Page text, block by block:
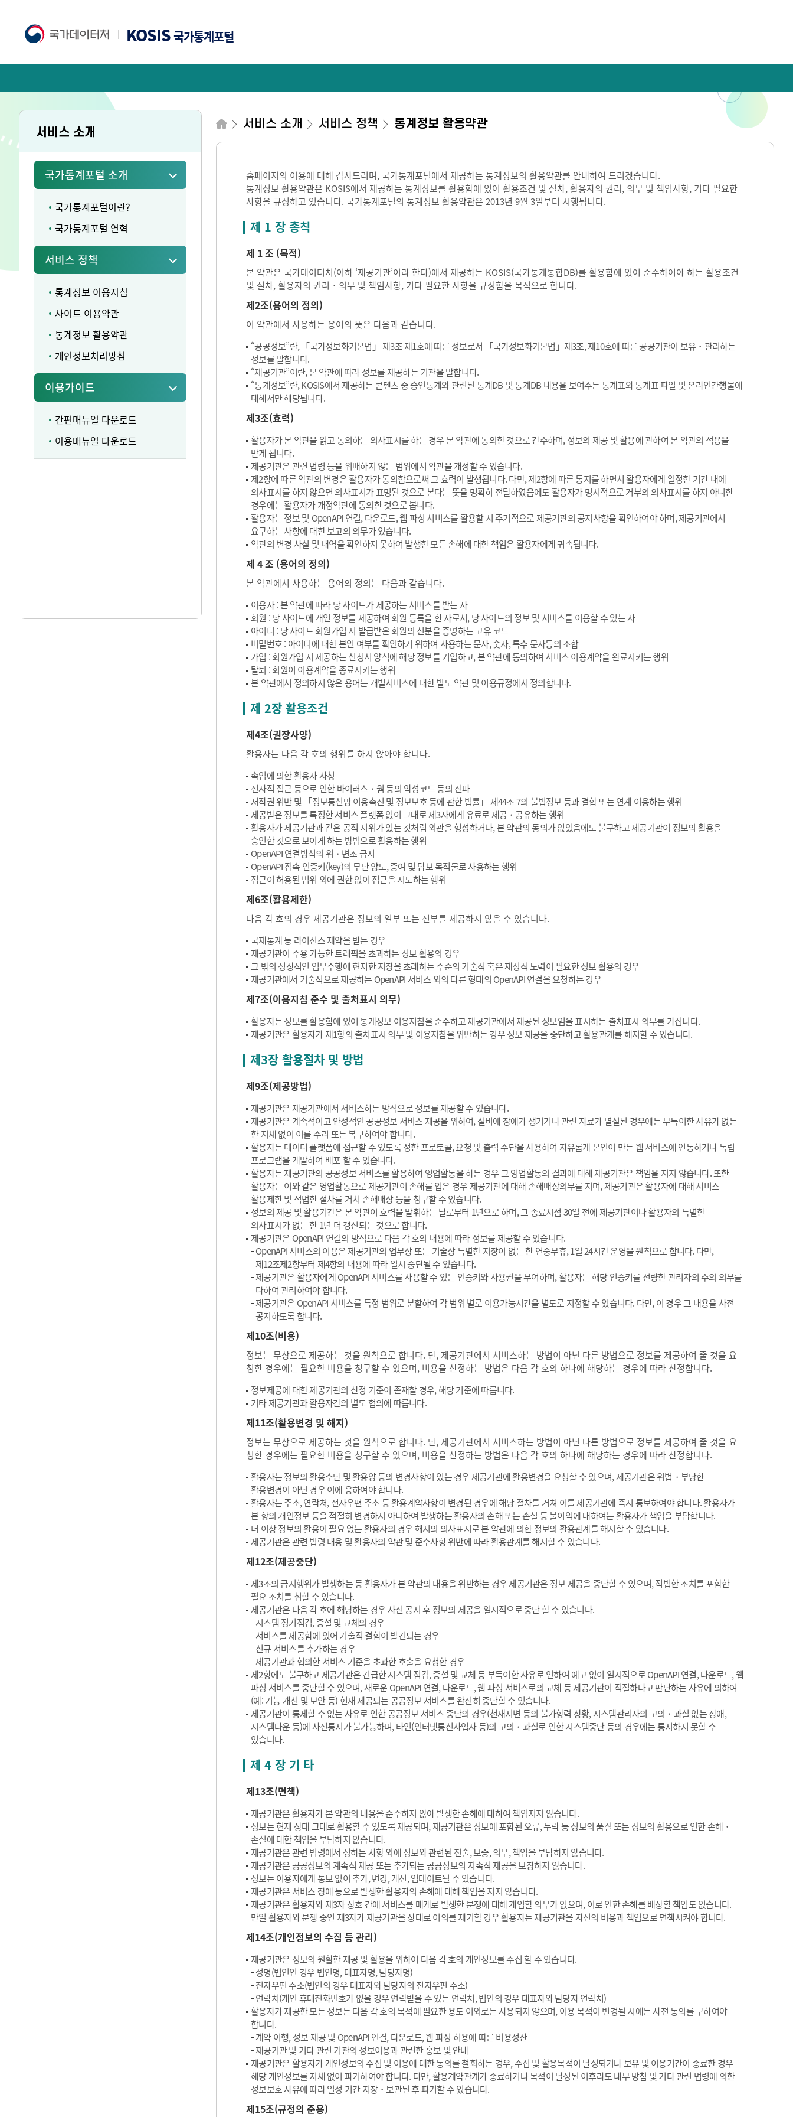
KOSIS국가통계포털
서비스 소개
국가통계포털 소개
국가통계포털이란?
국가통계포털 연혁
서비스 정책
통계정보 이용지침
사이트 이용약관
통계정보 활용약관
개인정보처리방침
이용가이드
간편매뉴얼 다운로드
이용매뉴얼 다운로드
서비스 소개 서비스 정책 통계정보 활용약관
홈페이지의 이용에 대해 감사드리며, 국가통계포털에서 제공하는 통계정보의 활용약관를 안내하여 드리겠습니다.
통계정보 활용약관은 KOSIS에서 제공하는 통계정보를 활용함에 있어 활용조건 및 절차, 활용자의 권리, 의무 및 책임사항, 기타 필요한
사항을 규정하고 있습니다. 국가통계포털의 통계정보 활용약관은 2013년 9월 3일부터 시행됩니다.
제 1 장 총칙
제 1 조 (목적)
본 약관은 국가데이터처(이하 ‘제공기관’이라 한다)에서 제공하는 KOSIS(국가통계통합DB)를 활용함에 있어 준수하여야 하는 활용조건
및 절차, 활용자의 권리・의무 및 책임사항, 기타 필요한 사항을 규정함을 목적으로 합니다.
제2조(용어의 정의)
이 약관에서 사용하는 용어의 뜻은 다음과 같습니다.
“공공정보”란, 「국가정보화기본법」 제3조 제1호에 따른 정보로서 「국가정보화기본법」제3조, 제10호에 따른 공공기관이 보유・관리하는
정보를 말합니다.
“제공기관”이란, 본 약관에 따라 정보를 제공하는 기관을 말합니다.
“통계정보”란, KOSIS에서 제공하는 콘텐츠 중 승인통계와 관련된 통계DB 및 통계DB 내용을 보여주는 통계표와 통계표 파일 및 온라인간행물에
대해서만 해당됩니다.
제3조(효력)
활용자가 본 약관을 읽고 동의하는 의사표시를 하는 경우 본 약관에 동의한 것으로 간주하며, 정보의 제공 및 활용에 관하여 본 약관의 적용을
받게 됩니다.
제공기관은 관련 법령 등을 위배하지 않는 범위에서 약관을 개정할 수 있습니다.
제2항에 따른 약관의 변경은 활용자가 동의함으로써 그 효력이 발생됩니다. 다만, 제2항에 따른 통지를 하면서 활용자에게 일정한 기간 내에
의사표시를 하지 않으면 의사표시가 표명된 것으로 본다는 뜻을 명확히 전달하였음에도 활용자가 명시적으로 거부의 의사표시를 하지 아니한
경우에는 활용자가 개정약관에 동의한 것으로 봅니다.
활용자는 정보 및 OpenAPI 연결, 다운로드, 웹 파싱 서비스를 활용할 시 주기적으로 제공기관의 공지사항을 확인하여야 하며, 제공기관에서
요구하는 사항에 대한 보고의 의무가 있습니다.
약관의 변경 사실 및 내역을 확인하지 못하여 발생한 모든 손해에 대한 책임은 활용자에게 귀속됩니다.
제 4 조 (용어의 정의)
본 약관에서 사용하는 용어의 정의는 다음과 같습니다.
이용자 : 본 약관에 따라 당 사이트가 제공하는 서비스를 받는 자
회원 : 당 사이트에 개인 정보를 제공하여 회원 등록을 한 자로서, 당 사이트의 정보 및 서비스를 이용할 수 있는 자
아이디 : 당 사이트 회원가입 시 발급받은 회원의 신분을 증명하는 고유 코드
비밀번호 : 아이디에 대한 본인 여부를 확인하기 위하여 사용하는 문자, 숫자, 특수 문자등의 조합
가입 : 회원가입 시 제공하는 신청서 양식에 해당 정보를 기입하고, 본 약관에 동의하여 서비스 이용계약을 완료시키는 행위
탈퇴 : 회원이 이용계약을 종료시키는 행위
본 약관에서 정의하지 않은 용어는 개별서비스에 대한 별도 약관 및 이용규정에서 정의합니다.
제 2장 활용조건
제4조(권장사양)
활용자는 다음 각 호의 행위를 하지 않아야 합니다.
속임에 의한 활용자 사칭
전자적 접근 등으로 인한 바이러스・웜 등의 악성코드 등의 전파
저작권 위반 및 「정보통신망 이용촉진 및 정보보호 등에 관한 법률」 제44조 7의 불법정보 등과 결합 또는 연계 이용하는 행위
제공받은 정보를 특정한 서비스 플랫폼 없이 그대로 제3자에게 유료로 제공・공유하는 행위
활용자가 제공기관과 같은 공적 지위가 있는 것처럼 외관을 형성하거나, 본 약관의 동의가 없었음에도 불구하고 제공기관이 정보의 활용을
승인한 것으로 보이게 하는 방법으로 활용하는 행위
OpenAPI 연결방식의 위・변조 금지
OpenAPI 접속 인증키(key)의 무단 양도, 증여 및 담보 목적물로 사용하는 행위
접근이 허용된 범위 외에 권한 없이 접근을 시도하는 행위
제6조(활용제한)
다음 각 호의 경우 제공기관은 정보의 일부 또는 전부를 제공하지 않을 수 있습니다.
국제통계 등 라이선스 제약을 받는 경우
제공기관이 수용 가능한 트래픽을 초과하는 정보 활용의 경우
그 밖의 정상적인 업무수행에 현저한 지장을 초래하는 수준의 기술적 혹은 재정적 노력이 필요한 정보 활용의 경우
제공기관에서 기술적으로 제공하는 OpenAPI 서비스 외의 다른 형태의 OpenAPI 연결을 요청하는 경우
제7조(이용지침 준수 및 출처표시 의무)
활용자는 정보를 활용함에 있어 통계정보 이용지침을 준수하고 제공기관에서 제공된 정보임을 표시하는 출처표시 의무를 가집니다.
제공기관은 활용자가 제1항의 출처표시 의무 및 이용지침을 위반하는 경우 정보 제공을 중단하고 활용관계를 해지할 수 있습니다.
제3장 활용절차 및 방법
제9조(제공방법)
제공기관은 제공기관에서 서비스하는 방식으로 정보를 제공할 수 있습니다.
제공기관은 계속적이고 안정적인 공공정보 서비스 제공을 위하여, 설비에 장애가 생기거나 관련 자료가 멸실된 경우에는 부득이한 사유가 없는
한 지체 없이 이를 수리 또는 복구하여야 합니다.
활용자는 데이터 플랫폼에 접근할 수 있도록 정한 프로토콜, 요청 및 출력 수단을 사용하여 자유롭게 본인이 만든 웹 서비스에 연동하거나 독립
프로그램을 개발하여 배포 할 수 있습니다.
활용자는 제공기관의 공공정보 서비스를 활용하여 영업활동을 하는 경우 그 영업활동의 결과에 대해 제공기관은 책임을 지지 않습니다. 또한
활용자는 이와 같은 영업활동으로 제공기관이 손해를 입은 경우 제공기관에 대해 손해배상의무를 지며, 제공기관은 활용자에 대해 서비스
활용제한 및 적법한 절차를 거쳐 손해배상 등을 청구할 수 있습니다.
정보의 제공 및 활용기간은 본 약관이 효력을 발휘하는 날로부터 1년으로 하며, 그 종료시점 30일 전에 제공기관이나 활용자의 특별한
의사표시가 없는 한 1년 더 갱신되는 것으로 합니다.
제공기관은 OpenAPI 연결의 방식으로 다음 각 호의 내용에 따라 정보를 제공할 수 있습니다.
OpenAPI 서비스의 이용은 제공기관의 업무상 또는 기술상 특별한 지장이 없는 한 연중무휴, 1일 24시간 운영을 원칙으로 합니다. 다만,
제12조제2항부터 제4항의 내용에 따라 일시 중단될 수 있습니다.
제공기관은 활용자에게 OpenAPI 서비스를 사용할 수 있는 인증키와 사용권을 부여하며, 활용자는 해당 인증키를 선량한 관리자의 주의 의무를
다하여 관리하여야 합니다.
제공기관은 OpenAPI 서비스를 특정 범위로 분할하여 각 범위 별로 이용가능시간을 별도로 지정할 수 있습니다. 다만, 이 경우 그 내용을 사전
공지하도록 합니다.
제10조(비용)
정보는 무상으로 제공하는 것을 원칙으로 합니다. 단, 제공기관에서 서비스하는 방법이 아닌 다른 방법으로 정보를 제공하여 줄 것을 요
청한 경우에는 필요한 비용을 청구할 수 있으며, 비용을 산정하는 방법은 다음 각 호의 하나에 해당하는 경우에 따라 산정합니다.
정보제공에 대한 제공기관의 산정 기준이 존재할 경우, 해당 기준에 따릅니다.
기타 제공기관과 활용자간의 별도 협의에 따릅니다.
제11조(활용변경 및 해지)
정보는 무상으로 제공하는 것을 원칙으로 합니다. 단, 제공기관에서 서비스하는 방법이 아닌 다른 방법으로 정보를 제공하여 줄 것을 요
청한 경우에는 필요한 비용을 청구할 수 있으며, 비용을 산정하는 방법은 다음 각 호의 하나에 해당하는 경우에 따라 산정합니다.
활용자는 정보의 활용수단 및 활용양 등의 변경사항이 있는 경우 제공기관에 활용변경을 요청할 수 있으며, 제공기관은 위법・부당한
활용변경이 아닌 경우 이에 응하여야 합니다.
활용자는 주소, 연락처, 전자우편 주소 등 활용계약사항이 변경된 경우에 해당 절차를 거쳐 이를 제공기관에 즉시 통보하여야 합니다. 활용자가
본 항의 개인정보 등을 적절히 변경하지 아니하여 발생하는 활용자의 손해 또는 손실 등 불이익에 대하여는 활용자가 책임을 부담합니다.
더 이상 정보의 활용이 필요 없는 활용자의 경우 해지의 의사표시로 본 약관에 의한 정보의 활용관계를 해지할 수 있습니다.
제공기관은 관련 법령 내용 및 활용자의 약관 및 준수사항 위반에 따라 활용관계를 해지할 수 있습니다.
제12조(제공중단)
제3조의 금지행위가 발생하는 등 활용자가 본 약관의 내용을 위반하는 경우 제공기관은 정보 제공을 중단할 수 있으며, 적법한 조치를 포함한
필요 조치를 취할 수 있습니다.
제공기관은 다음 각 호에 해당하는 경우 사전 공지 후 정보의 제공을 일시적으로 중단 할 수 있습니다.
시스템 정기점검, 증설 및 교체의 경우
서비스를 제공함에 있어 기술적 결함이 발견되는 경우
신규 서비스를 추가하는 경우
제공기관과 협의한 서비스 기준을 초과한 호출을 요청한 경우
제2항에도 불구하고 제공기관은 긴급한 시스템 점검, 증설 및 교체 등 부득이한 사유로 인하여 예고 없이 일시적으로 OpenAPI 연결, 다운로드, 웹
파싱 서비스를 중단할 수 있으며, 새로운 OpenAPI 연결, 다운로드, 웹 파싱 서비스로의 교체 등 제공기관이 적절하다고 판단하는 사유에 의하여
(예: 기능 개선 및 보안 등) 현재 제공되는 공공정보 서비스를 완전히 중단할 수 있습니다.
제공기관이 통제할 수 없는 사유로 인한 공공정보 서비스 중단의 경우(천재지변 등의 불가항력 상황, 시스템관리자의 고의・과실 없는 장애,
시스템다운 등)에 사전통지가 불가능하며, 타인(인터넷통신사업자 등)의 고의・과실로 인한 시스템중단 등의 경우에는 통지하지 못할 수
있습니다.
제 4 장 기 타
제13조(면책)
제공기관은 활용자가 본 약관의 내용을 준수하지 않아 발생한 손해에 대하여 책임지지 않습니다.
정보는 현재 상태 그대로 활용할 수 있도록 제공되며, 제공기관은 정보에 포함된 오류, 누락 등 정보의 품질 또는 정보의 활용으로 인한 손해・
손실에 대한 책임을 부담하지 않습니다.
제공기관은 관련 법령에서 정하는 사항 외에 정보와 관련된 진술, 보증, 의무, 책임을 부담하지 않습니다.
제공기관은 공공정보의 계속적 제공 또는 추가되는 공공정보의 지속적 제공을 보장하지 않습니다.
정보는 이용자에게 통보 없이 추가, 변경, 개선, 업데이트될 수 있습니다.
제공기관은 서비스 장애 등으로 발생한 활용자의 손해에 대해 책임을 지지 않습니다.
제공기관은 활용자와 제3자 상호 간에 서비스를 매개로 발생한 분쟁에 대해 개입할 의무가 없으며, 이로 인한 손해를 배상할 책임도 없습니다.
만일 활용자와 분쟁 중인 제3자가 제공기관을 상대로 이의를 제기할 경우 활용자는 제공기관을 자신의 비용과 책임으로 면책시켜야 합니다.
제14조(개인정보의 수집 등 관리)
제공기관은 정보의 원활한 제공 및 활용을 위하여 다음 각 호의 개인정보를 수집 할 수 있습니다.
성명(법인인 경우 법인명, 대표자명, 담당자명)
전자우편 주소(법인의 경우 대표자와 담당자의 전자우편 주소)
연락처(개인 휴대전화번호가 없을 경우 연락받을 수 있는 연락처, 법인의 경우 대표자와 담당자 연락처)
활용자가 제공한 모든 정보는 다음 각 호의 목적에 필요한 용도 이외로는 사용되지 않으며, 이용 목적이 변경될 시에는 사전 동의를 구하여야
합니다.
계약 이행, 정보 제공 및 OpenAPI 연결, 다운로드, 웹 파싱 허용에 따른 비용정산
제공기관 및 기타 관련 기관의 정보이용과 관련한 홍보 및 안내
제공기관은 활용자가 개인정보의 수집 및 이용에 대한 동의를 철회하는 경우, 수집 및 활용목적이 달성되거나 보유 및 이용기간이 종료한 경우
해당 개인정보를 지체 없이 파기하여야 합니다. 다만, 활용계약관계가 종료하거나 목적이 달성된 이후라도 내부 방침 및 기타 관련 법령에 의한
정보보호 사유에 따라 일정 기간 저장・보관된 후 파기할 수 있습니다.
제15조(규정의 준용)